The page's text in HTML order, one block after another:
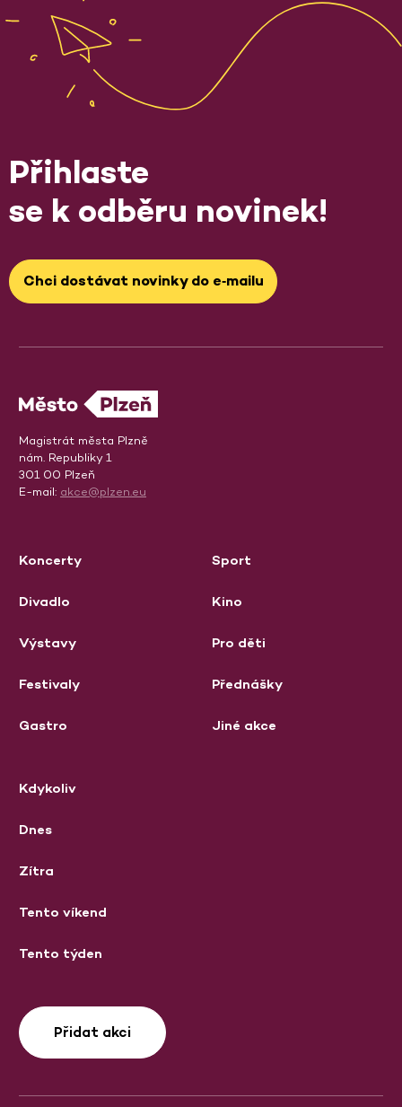
Přihlaste
se k odběru novinek!
Chci dostávat novinky do e‑mailu
Magistrát města Plzně
nám. Republiky 1
301 00 Plzeň
E-mail: akce@plzen.eu
Koncerty
Divadlo
Výstavy
Festivaly
Gastro
Sport
Kino
Pro děti
Přednášky
Jiné akce
Kdykoliv
Dnes
Zítra
Tento víkend
Tento týden
Přidat akci